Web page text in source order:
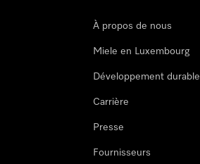
À propos de nous
Miele en Luxembourg
Développement durable
Carrière
Presse
Fournisseurs